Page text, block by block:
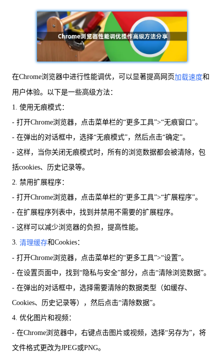
在Chrome浏览器中进行性能调优，可以显著提高网页加载速度和
用户体验。以下是一些高级方法：
1. 使用无痕模式：
- 打开Chrome浏览器，点击菜单栏的“更多工具”>“无痕窗口”。
- 在弹出的对话框中，选择“无痕模式”，然后点击“确定”。
- 这样，当你关闭无痕模式时，所有的浏览数据都会被清除，包
括cookies、历史记录等。
2. 禁用扩展程序：
- 打开Chrome浏览器，点击菜单栏的“更多工具”>“扩展程序”。
- 在扩展程序列表中，找到并禁用不需要的扩展程序。
- 这样可以减少浏览器的负担，提高性能。
3. 清理缓存和Cookies：
- 打开Chrome浏览器，点击菜单栏的“更多工具”>“设置”。
- 在设置页面中，找到“隐私与安全”部分，点击“清除浏览数据”。
- 在弹出的对话框中，选择需要清除的数据类型（如缓存、
Cookies、历史记录等），然后点击“清除数据”。
4. 优化图片和视频：
- 在Chrome浏览器中，右键点击图片或视频，选择“另存为”，将
文件格式更改为JPEG或PNG。